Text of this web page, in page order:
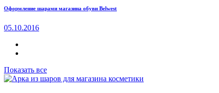
Оформление шарами магазина обуви Belwest
05.10.2016
Показать все